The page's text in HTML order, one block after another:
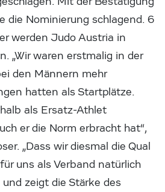
die Nominierung schlagend. 6
werden Judo Austria in
„Wir waren erstmalig in der
den Männern mehr
hatten als Startplätze.
als Ersatz-Athlet
er die Norm erbracht hat“,
„Dass wir diesmal die Qual
uns als Verband natürlich
zeigt die Stärke des